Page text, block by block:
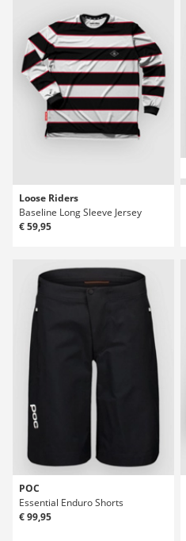
Loose Riders
Baseline Long Sleeve Jersey
€ 59,95
POC
Essential Enduro Shorts
€ 99,95